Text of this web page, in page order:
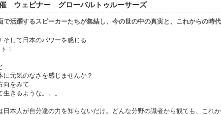
ウェビナー グローバルトゥルーサーズ
で活躍するスピーカーたちが集結し、今の世の中の真実と、これからの時
そして日本のパワーを感じる
！
に元気のなさを感じませんか？
向をみて
生きるような。。。
日本人が自分達の力を知らないだけ。どんな分野の識者から観ても、これ